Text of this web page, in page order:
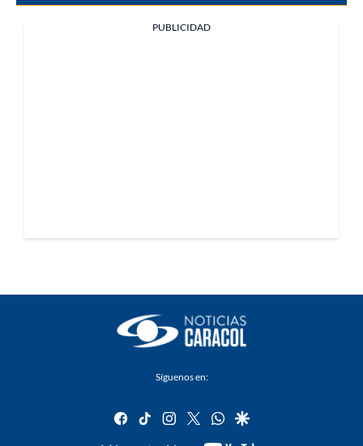
PUBLICIDAD
Síguenos en:
facebook
tiktok instagram
twitterwhatsapp
google